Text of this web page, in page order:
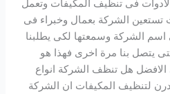
فى تنظيف المكيفات وتعمل
الشركة بعمال وخبراء فى
الشركة وسمعتها لكى يطلبنا
يتصل بنا مرة اخرى فهذا هو
هل تنظف الشركة انواع
لتنظيف المكيفات ان الشركة